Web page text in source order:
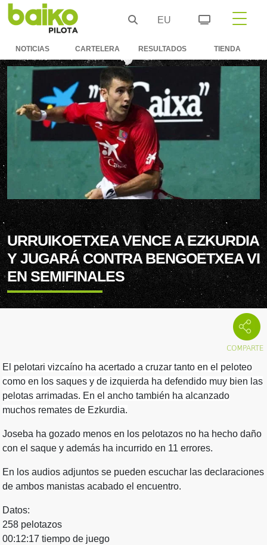
EU
NOTICIAS CARTELERA RESULTADOS TIENDA
URRUIKOETXEA VENCE A EZKURDIA
Y JUGARÁ CONTRA BENGOETXEA VI
EN SEMIFINALES
El pelotari vizcaíno ha acertado a cruzar tanto en el peloteo
como en los saques y de izquierda ha defendido muy bien las
pelotas arrimadas. En el ancho también ha alcanzado
muchos remates de Ezkurdia.
Joseba ha gozado menos en los pelotazos no ha hecho daño
con el saque y además ha incurrido en 11 errores.
En los audios adjuntos se pueden escuchar las declaraciones
de ambos manistas acabado el encuentro.
Datos:
258 pelotazos
00:12:17 tiempo de juego